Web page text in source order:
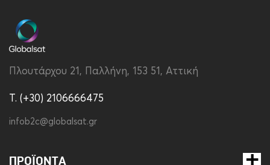
Δόνηση
Έκδοση Bluetooth
Σύνδεση με δύο
Όχι
Τύπος Bluetooth
Πλουτάρχου 21, Παλλήνη, 153 51, Αττική
T. (+30) 2106666475
infob2c@globalsat.gr
ΠΡΟΪΌΝΤΑ